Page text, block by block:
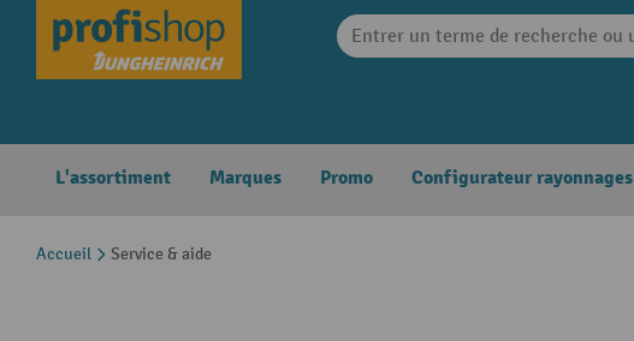
Skip to main navigation
L'assortiment Marques Promo Configurateur rayonnages
Accueil Service & aide